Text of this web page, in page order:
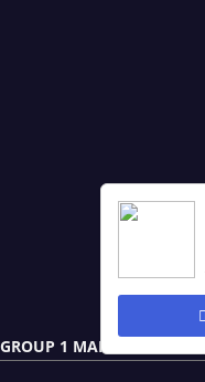
GROUP 1 MAIN NOTES